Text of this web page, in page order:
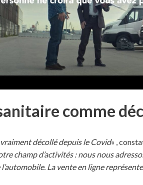
comme
vraiment décollé depuis le Covid« ,
champ d’activités : nous nous
La vente en ligne